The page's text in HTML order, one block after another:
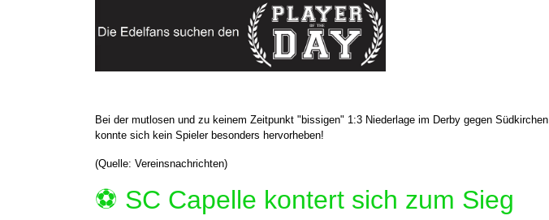
Bei der mutlosen und zu keinem Zeitpunkt "bissigen" 1:3 Niederlage im Derby gegen Südkirchen
konnte sich kein Spieler besonders hervorheben!
(Quelle: Vereinsnachrichten)
⚽️ SC Capelle kontert sich zum Sieg